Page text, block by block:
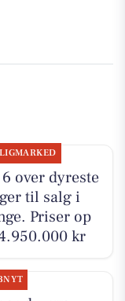
over dyreste
til salg i
Priser op
kr